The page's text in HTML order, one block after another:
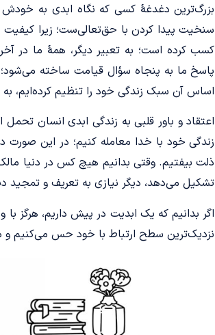
بزرگ‌ترین دغدغۀ کسی که نگاه ابدی به
سنخیت پیدا کردن با حق‌تعالی‌ست؛ زیرا کیفیت
کسب کرده‌ است؛ به تعبیر دیگر، همۀ ما در
اساس آن سبک زندگی خود را تنظیم کرده‌ایم، به
اعتقاد و باور قلبی به زندگی ابدی انسان
زندگی خود با خدا معامله کنیم؛ در این صورت
ذلت بیفتیم. وقتی بدانیم هیچ کس در دنیا
تشکیل می‌دهد، دیگر نیازی به تعریف و تمجید
اگر بدانیم که یک ابدیت در پیش داریم، هرگز
نزدیک‌ترین سطح ارتباط با خود حس می‌کنیم و